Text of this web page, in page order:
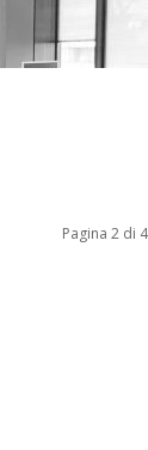
Pagina 2 di 4